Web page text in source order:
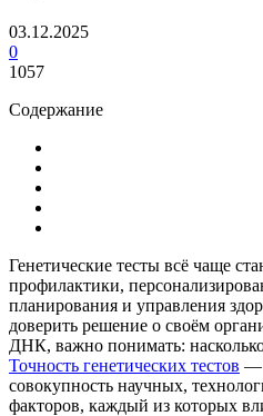
03.12.2025
0
1057
Содержание
Генетические тесты всё чаще
профилактики,
планирования и управления
доверить решение о своём
ДНК, важно понимать:
Точность генетических тестов —
совокупность научных,
факторов, каждый из которых